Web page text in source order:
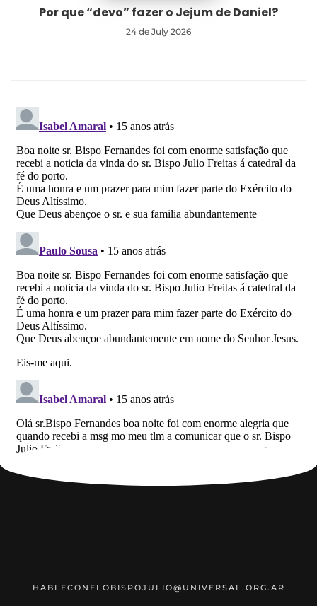
Por que “devo” fazer o Jejum de Daniel?
24 de July 2026
HABLECONELOBISPOJULIO@UNIVERSAL.ORG.AR